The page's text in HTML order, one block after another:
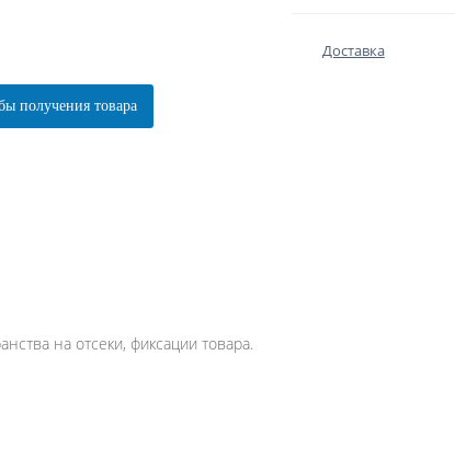
Доставка
получения товара
на отсеки, фиксации товара.